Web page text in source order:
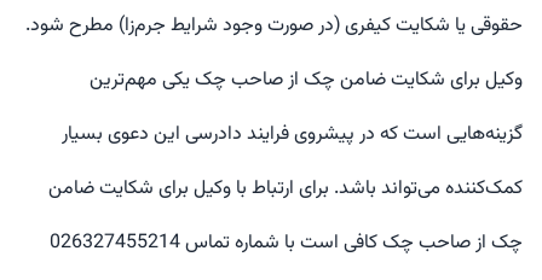
حقوقی یا شکایت کیفری (در صورت وجود شرایط جرم‌زا) مطرح شود.
وکیل برای شکایت ضامن چک از صاحب چک یکی مهم‌ترین
گزینه‌هایی است که در پیشروی فرایند دادرسی این دعوی بسیار
کمک‌کننده می‌تواند باشد. برای ارتباط با وکیل برای شکایت ضامن
چک از صاحب چک کافی است با شماره تماس 026327455214